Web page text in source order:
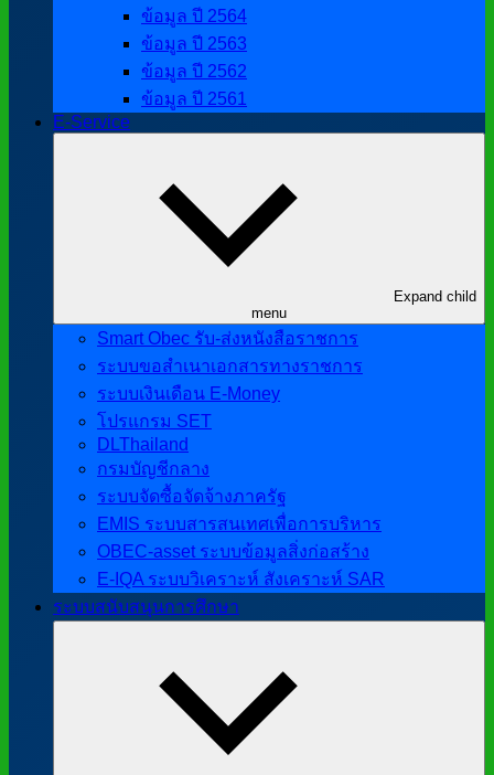
ข้อมูล ปี 2564
ข้อมูล ปี 2563
ข้อมูล ปี 2562
ข้อมูล ปี 2561
E-Service
Expand child
menu
Smart Obec รับ-ส่งหนังสือราชการ
ระบบขอสำเนาเอกสารทางราชการ
ระบบเงินเดือน E-Money
โปรแกรม SET
DLThailand
กรมบัญชีกลาง
ระบบจัดซื้อจัดจ้างภาครัฐ
EMIS ระบบสารสนเทศเพื่อการบริหาร
OBEC-asset ระบบข้อมูลสิ่งก่อสร้าง
E-IQA ระบบวิเคราะห์ สังเคราะห์ SAR
ระบบสนับสนุนการศึกษา